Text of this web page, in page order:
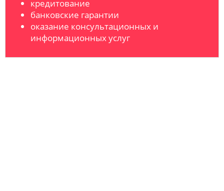
кредитование
банковские гарантии
оказание консультационных и
информационных услуг